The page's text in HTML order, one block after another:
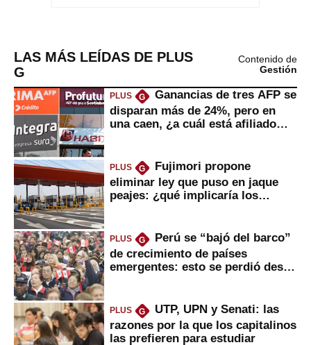
LAS MÁS LEÍDAS DE PLUS
G
Contenido de
Gestión
PLUS G
Ganancias de tres AFP se
disparan más de 24%, pero en
una caen, ¿a cuál está afiliado
PLUS G
Fujimori propone
eliminar ley que puso en jaque
peajes: ¿qué implicaría los
PLUS G
Perú se “bajó del barco”
de crecimiento de países
emergentes: esto se perdió desde
PLUS G
UTP, UPN y Senati: las
razones por la que los capitalinos
las prefieren para estudiar